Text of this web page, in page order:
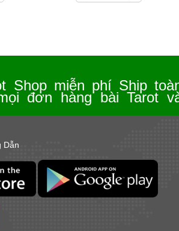
Shop miễn phí Ship
đơn hàng bài Tarot
Dẫn